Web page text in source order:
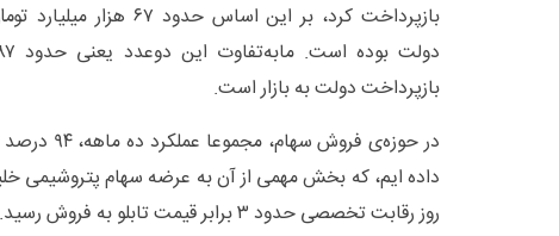
بازپرداخت کرد، بر این
بازپرداخت دولت به بازار است.
در حوزه‌ی
داده ایم، که بخش مهمی از آن به عرضه سهام پتروشیمی
روز رقابت تخصصی حدود ۳ برابر قیمت تابلو به فروش رسید.